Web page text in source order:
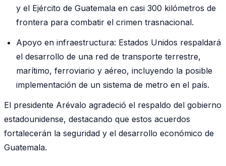
y el Ejército de Guatemala en casi 300 kilómetros de
frontera para combatir el crimen trasnacional.
Apoyo en infraestructura: Estados Unidos respaldará
el desarrollo de una red de transporte terrestre,
marítimo, ferroviario y aéreo, incluyendo la posible
implementación de un sistema de metro en el país.
El presidente Arévalo agradeció el respaldo del gobierno
estadounidense, destacando que estos acuerdos
fortalecerán la seguridad y el desarrollo económico de
Guatemala.